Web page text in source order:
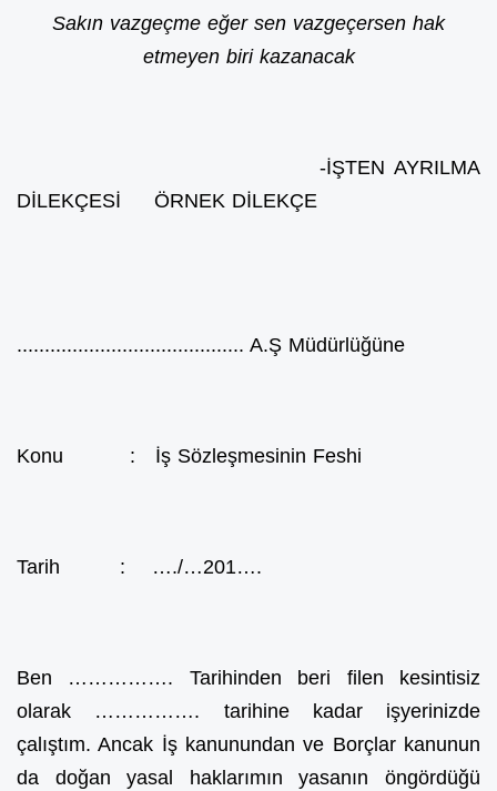
Sakın vazgeçme eğer sen vazgeçersen hak
etmeyen biri kazanacak
-İŞTEN AYRILMA
DİLEKÇESİ ÖRNEK DİLEKÇE
......................................... A.Ş Müdürlüğüne
Konu : İş Sözleşmesinin Feshi
Tarih : …./…201….
Ben ……………. Tarihinden beri filen kesintisiz
olarak ……………. tarihine kadar işyerinizde
çalıştım. Ancak İş kanunundan ve Borçlar kanunun
da doğan yasal haklarımın yasanın öngördüğü